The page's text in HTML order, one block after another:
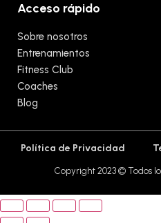
Acceso rápido
Sobre nosotros
Entrenamientos
Fitness Club
Coaches
Blog
Política de Privacidad
Copyright 2023 © Todos